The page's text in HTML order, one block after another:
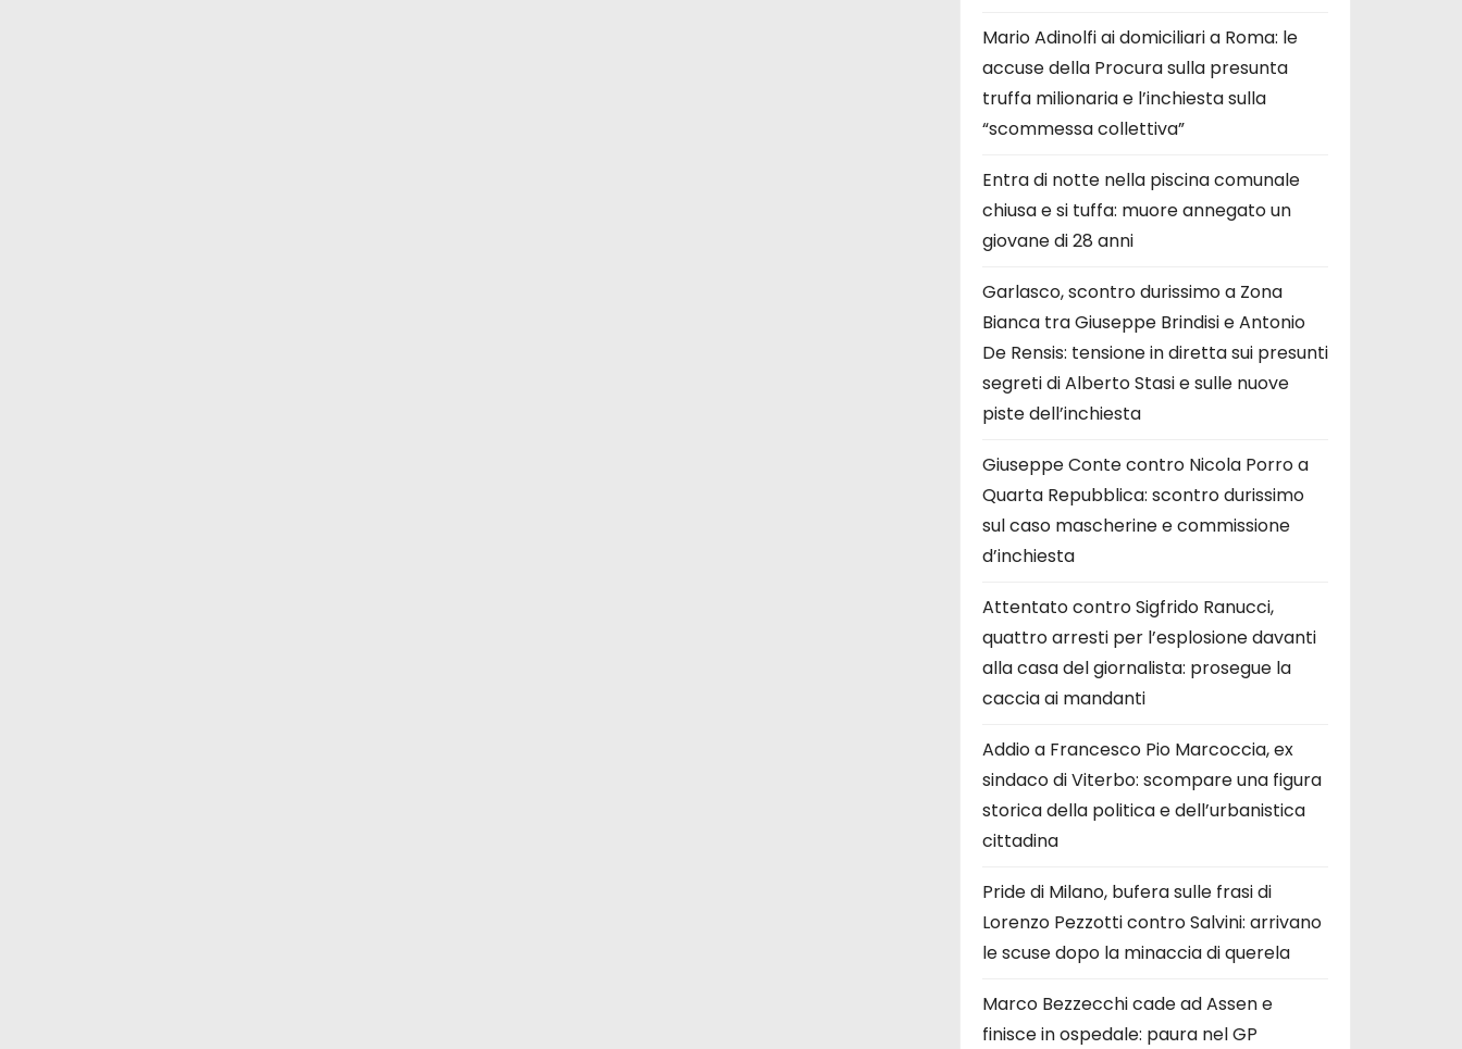
Mario Adinolfi ai domiciliari a Roma: le
accuse della Procura sulla presunta
truffa milionaria e l’inchiesta sulla
“scommessa collettiva”
Entra di notte nella piscina comunale
chiusa e si tuffa: muore annegato un
giovane di 28 anni
Garlasco, scontro durissimo a Zona
Bianca tra Giuseppe Brindisi e Antonio
De Rensis: tensione in diretta sui presunti
segreti di Alberto Stasi e sulle nuove
piste dell’inchiesta
Giuseppe Conte contro Nicola Porro a
Quarta Repubblica: scontro durissimo
sul caso mascherine e commissione
d’inchiesta
Attentato contro Sigfrido Ranucci,
quattro arresti per l’esplosione davanti
alla casa del giornalista: prosegue la
caccia ai mandanti
Addio a Francesco Pio Marcoccia, ex
sindaco di Viterbo: scompare una figura
storica della politica e dell’urbanistica
cittadina
Pride di Milano, bufera sulle frasi di
Lorenzo Pezzotti contro Salvini: arrivano
le scuse dopo la minaccia di querela
Marco Bezzecchi cade ad Assen e
finisce in ospedale: paura nel GP